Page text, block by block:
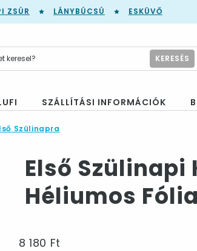
ZSÚR LÁNYBÚCSÚ ESKÜVŐ
KERESÉS
SZÁLLÍTÁSI INFORMÁCIÓK
Szülinapra
Első Szülinapi
Héliumos
8 180 Ft